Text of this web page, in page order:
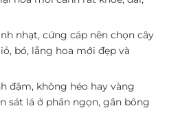
nhạt, cứng cáp nên chọn cây
bó, lẵng hoa mới đẹp và
đậm, không héo hay vàng
sát lá ở phần ngọn, gần bông